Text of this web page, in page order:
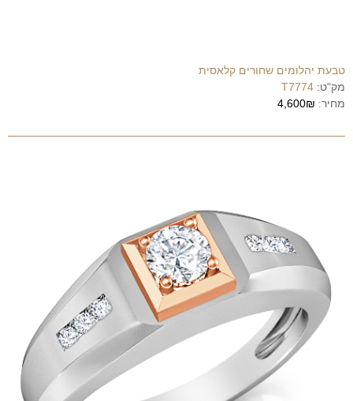
טבעת יהלומים שחורים קלאסית
מק"ט: T7774
מחיר: 4,600₪